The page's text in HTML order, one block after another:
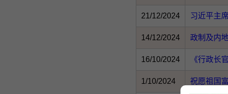
21/12/2024 习近平主
14/12/2024 政制及内
16/10/2024 《行政长
1/10/2024 祝愿祖国